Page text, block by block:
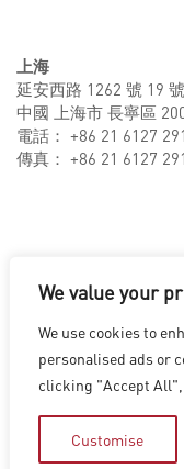
We value your
We use cookies to
personalised ads or
clicking "Accept All",
Customise
上海
延安西路 1262 號 19
中國 上海市 長寧區
電話： +86 21 6127
傳真： +86 21 6127